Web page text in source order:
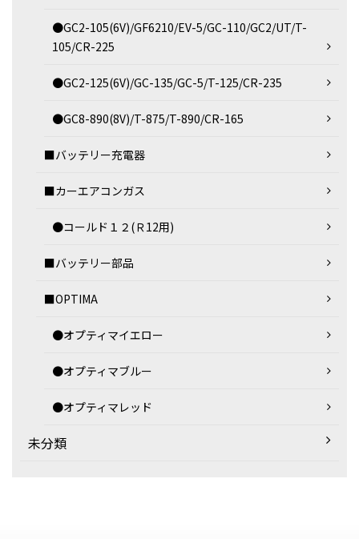
●GC2-105(6V)/GF6210/EV-5/GC-110/GC2/UT/T-
105/CR-225
●GC2-125(6V)/GC-135/GC-5/T-125/CR-235
●GC8-890(8V)/T-875/T-890/CR-165
■バッテリー充電器
■カーエアコンガス
●コールド１２(Ｒ12用)
■バッテリー部品
■OPTIMA
●オプティマイエロー
●オプティマブルー
●オプティマレッド
未分類